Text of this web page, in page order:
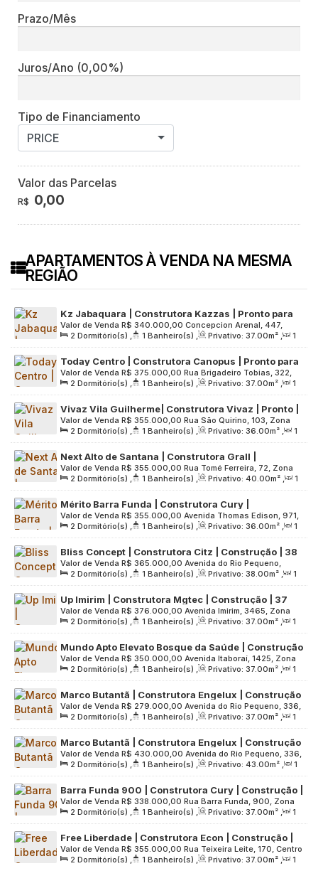
Prazo/Mês
Juros/Ano (0,00%)
Tipo de Financiamento
PRICE
Valor das Parcelas
R$ 0,00
APARTAMENTOS À VENDA NA MESMA
REGIÃO
Kz Jabaquara | Construtora Kazzas | Pronto para
Morar | 37 Metros | 02 Dormitórios | sem Varanda |
01 Vaga
R$ 340.000,00
Valor de Venda
Concepcion Arenal, 447,
Zona Sul, 04377-050, Vila Mira, São Paulo, São Paulo, Brasil
2 Dormitório(s) , 1 Banheiro(s) , Privativo: 37.00m² ,
1
Sala(s) , 1 Vaga(s) , Útil: 37.00m² , Terreno: 3421.00m²
Today Centro | Construtora Canopus | Pronto para
morar | 37 metros | 02 dormitórios | com varanda |
sem vaga
R$ 375.000,00
Valor de Venda
Rua Brigadeiro Tobias, 322,
Zona Central, 01032-001, Centro, São Paulo, São Paulo,
Brasil
2 Dormitório(s) , 1 Banheiro(s) , Privativo: 37.00m² ,
1
Sala(s) , Útil: 37.00m² , Terreno: 1358.00m²
Vivaz Vila Guilherme| Construtora Vivaz | Pronto |
36 metros | 02 dormitórios | com varanda | sem
vaga
R$ 355.000,00
Valor de Venda
Rua São Quirino, 103, Zona
Norte, 02056-070, Vila Guilherme, São Paulo, São Paulo,
Brasil
2 Dormitório(s) , 1 Banheiro(s) , Privativo: 36.00m² ,
1
Sala(s) , Útil: 36.00m² , Terreno: 8952.00m²
Next Alto de Santana | Construtora Grall |
Construção | 40 metros | 02 dormitórios | varanda
| sem vaga
R$ 355.000,00
Valor de Venda
Rua Tomé Ferreira, 72, Zona
Norte, 02402-030, Santana, São Paulo, São Paulo, Brasil
2 Dormitório(s) , 1 Banheiro(s) , Privativo: 40.00m² ,
1
Sala(s) , Útil: 40.00m² , Terreno: 1002.00m²
Mérito Barra Funda | Construtora Cury |
Construção | 36 metros | 02 dormitórios | com
varanda | sem vaga
R$ 355.000,00
Valor de Venda
Avenida Thomas Edison, 971,
Zona Oeste, 01140-000, Barra Funda, São Paulo, São Paulo,
Brasil
2 Dormitório(s) , 1 Banheiro(s) , Privativo: 36.00m² ,
1
Sala(s) , Útil: 36.00m² , Terreno: 3129.00m²
Bliss Concept | Construtora Citz | Construção | 38
Metros | 02 Dormitórios | com Varanda | 01 Vaga
R$ 365.000,00
Valor de Venda
Avenida do Rio Pequeno,
1499, Zona Sul, 05379-000, Rio Pequeno, São Paulo, São
Paulo, Brasil
2 Dormitório(s) , 1 Banheiro(s) , Privativo: 38.00m² ,
1
Sala(s) , 1 Vaga(s) , Útil: 38.00m² , Terreno: 2214.00m²
Up Imirim | Construtora Mgtec | Construção | 37
metros | 02 dormitórios | com varanda | 01 vaga
R$ 376.000,00
Valor de Venda
Avenida Imirim, 3465, Zona
Norte, 02464-200, Imirim, São Paulo, São Paulo, Brasil
2 Dormitório(s) , 1 Banheiro(s) , Privativo: 37.00m² ,
1
Sala(s) , 1 Vaga(s) , Útil: 37.00m² , Terreno: 3182.00m²
Mundo Apto Elevato Bosque da Saúde | Construção
| 37 metros | 02 dormitórios | com varanda | 01
vaga
R$ 350.000,00
Valor de Venda
Avenida Itaboraí, 1425, Zona
Sul, 04135-001, Bosque da Saúde, São Paulo, São Paulo,
Brasil
2 Dormitório(s) , 1 Banheiro(s) , Privativo: 37.00m² ,
1
Sala(s) , 1 Vaga(s) , Útil: 37.00m² , Terreno: 4195.00m²
Marco Butantã | Construtora Engelux | Construção
| 37 Metros | 02 Dormitórios | sem Varanda e Vaga
R$ 279.000,00
Valor de Venda
Avenida do Rio Pequeno, 336,
Zona Oeste, 05379-000, Rio Pequeno, São Paulo, São Paulo,
Brasil
2 Dormitório(s) , 1 Banheiro(s) , Privativo: 37.00m² ,
1
Sala(s) , Útil: 37.00m² , Terreno: 4042.00m²
Marco Butantã | Construtora Engelux | Construção
| 43 Metros | 02 Dormitórios | com Varanda | 01
Vaga
R$ 430.000,00
Valor de Venda
Avenida do Rio Pequeno, 336,
Zona Oeste, 05379-000, Rio Pequeno, São Paulo, São Paulo,
Brasil
2 Dormitório(s) , 1 Banheiro(s) , Privativo: 43.00m² ,
1
Sala(s) , 1 Vaga(s) , Útil: 43.00m² , Terreno: 4042.00m²
Barra Funda 900 | Construtora Cury | Construção |
37 metros | 02 dormitórios | com varanda | sem
vaga
R$ 338.000,00
Valor de Venda
Rua Barra Funda, 900, Zona
Oeste, 01152-000, Barra Funda, São Paulo, São Paulo, Brasil
2 Dormitório(s) , 1 Banheiro(s) , Privativo: 37.00m² ,
1
Sala(s) , Útil: 37.00m² , Terreno: 10383.00m²
Free Liberdade | Construtora Econ | Construção |
37 metros | 02 dormitórios | varanda | 01 vaga
R$ 355.000,00
Valor de Venda
Rua Teixeira Leite, 170, Centro
de São Paulo, 01514-010, Liberdade, São Paulo, São Paulo,
2 Dormitório(s) , 1 Banheiro(s) , Privativo: 37.00m² ,
1